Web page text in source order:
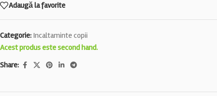
Adaugă la favorite
Categorie: Incaltaminte copii
Acest produs este second hand.
Share: